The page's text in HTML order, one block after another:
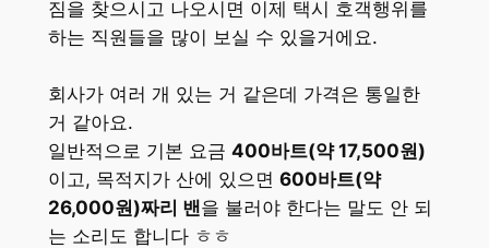
짐을 찾으시고 나오시면 이제 택시 호객행위를
하는 직원들을 많이 보실 수 있을거에요.
회사가 여러 개 있는 거 같은데 가격은 통일한
거 같아요.
일반적으로 기본 요금 400바트(약 17,500원)
이고, 목적지가 산에 있으면 600바트(약
26,000원)짜리 밴을 불러야 한다는 말도 안 되
는 소리도 합니다 ㅎㅎ